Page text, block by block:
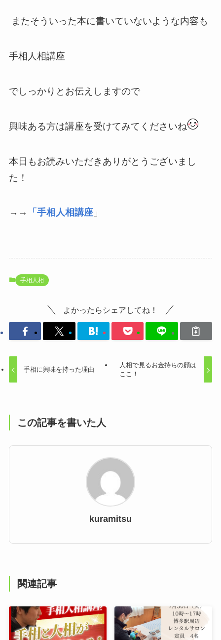
またそういった本に書いていないような内容も
手相人相講座
でしっかりとお伝えしますので
興味ある方は講座を受けてみてくださいね
本日もお読みいただきありがとうございまし
た！
→→ 「手相人相講座」
手相人相
よかったらシェアしてね！
手相に興味を持った理由
人相で見るお金持ちの顔は
ここ！
この記事を書いた人
kuramitsu
関連記事